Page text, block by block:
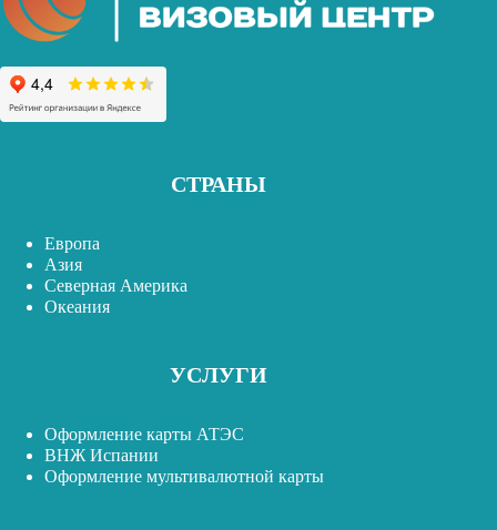
СТРАНЫ
Европа
Азия
Северная Америка
Океания
УСЛУГИ
Оформление карты АТЭС
ВНЖ Испании
Оформление мультивалютной карты